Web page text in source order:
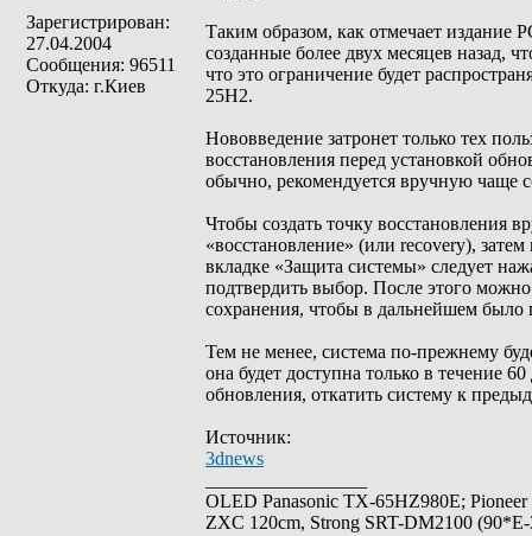
Зарегистрирован:
27.04.2004
Сообщения: 96511
Откуда: г.Киев
Таким образом, как отмечает издание
созданные более двух месяцев назад,
что это ограничение будет
25H2.
Нововведение затронет только тех
восстановления перед установкой
обычно, рекомендуется вручную чаще
Чтобы создать точку восстановления
«восстановление» (или recovery),
вкладке «Защита системы» следует
подтвердить выбор. После этого
сохранения, чтобы в дальнейшем
Тем не менее, система по-прежнему
она будет доступна только в течение
обновления, откатить систему к
Источник:
3dnews
OLED Panasonic TX-65HZ980E;
ZXC 120cm, Strong SRT-DM2100